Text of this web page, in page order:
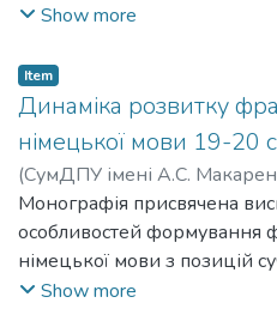
одиниць у діахронії,
історичний і генетичний
складу.
Show more
Item
Динаміка розвитку
німецької мови 19-20
(СумДПУ імені А.С.
Віра Іванівна;Shkoliarenko
Монографія присвячена
особливостей формування
німецької мови з позицій
результатом
Show more